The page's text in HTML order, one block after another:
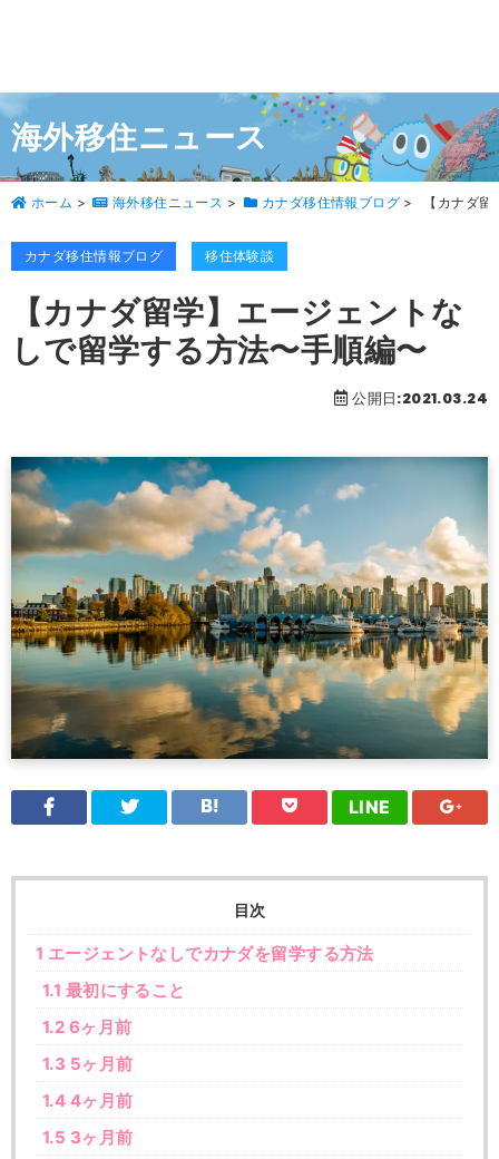
海外移住ニュース
ホーム > 海外移住ニュース > カナダ移住情報ブログ > 【カナダ
カナダ移住情報ブログ 移住体験談
【カナダ留学】エージェントな
しで留学する方法〜手順編〜
公開日:2021.03.24
LINE
目次
1 エージェントなしでカナダを留学する方法
1.1 最初にすること
1.2 6ヶ月前
1.3 5ヶ月前
1.4 4ヶ月前
1.5 3ヶ月前